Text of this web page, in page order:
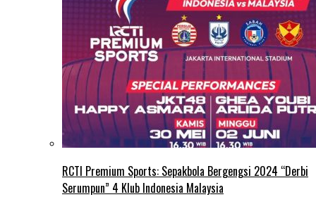
RCTI Premium Sports: Sepakbola Bergengsi 2024 “Derbi
Serumpun” 4 Klub Indonesia Malaysia